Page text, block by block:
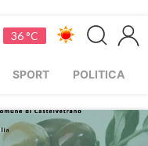
36 °C
SPORT POLITICA